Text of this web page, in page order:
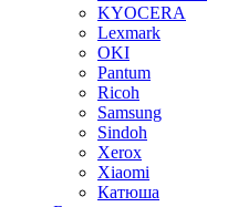
KYOCERA
Lexmark
OKI
Pantum
Ricoh
Samsung
Sindoh
Xerox
Xiaomi
Катюша